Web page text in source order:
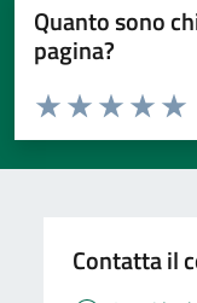
Quanto sono
pagina?
Valuta da 1 a 5 stelle la
Valuta
Valuta 3
Valuta 2 stelle
Valuta 1 stelle su 5
Contatta il